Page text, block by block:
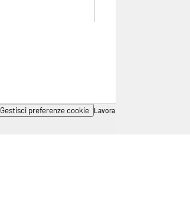
Gestisci preferenze cookie Lavora con noi